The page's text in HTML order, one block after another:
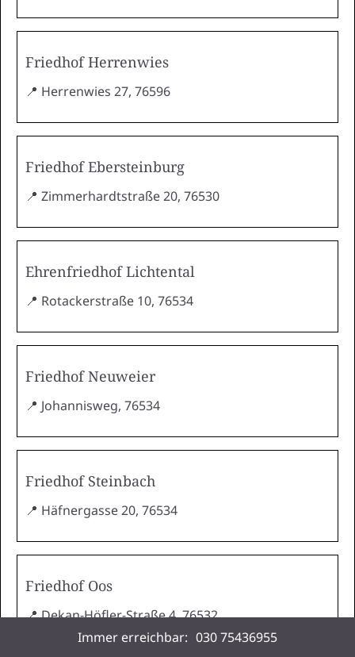
Friedhof Herrenwies
📍 Herrenwies 27, 76596
Friedhof Ebersteinburg
📍 Zimmerhardtstraße 20, 76530
Ehrenfriedhof Lichtental
📍 Rotackerstraße 10, 76534
Friedhof Neuweier
📍 Johannisweg, 76534
Friedhof Steinbach
📍 Häfnergasse 20, 76534
Friedhof Oos
📍 Dekan-Höfler-Straße 4, 76532
Immer erreichbar: 030 75436955